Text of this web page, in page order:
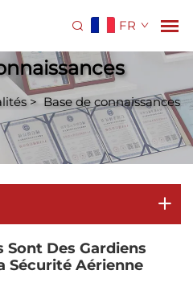
FR
> Base de connaissances
Des Gardiens
Sécurité Aérienne